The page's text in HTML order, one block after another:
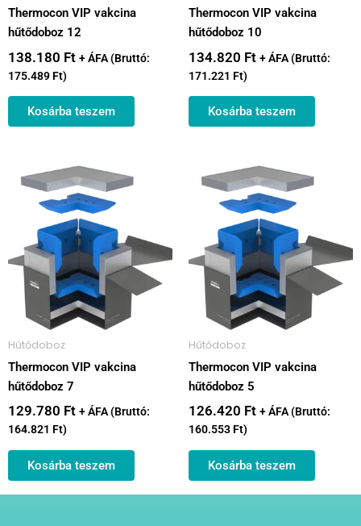
Thermocon VIP vakcina
hűtődoboz 12
138.180 Ft + ÁFA (Bruttó:
175.489 Ft)
Kosárba teszem
Thermocon VIP vakcina
hűtődoboz 10
134.820 Ft + ÁFA (Bruttó:
171.221 Ft)
Kosárba teszem
Hűtődoboz
Thermocon VIP vakcina
hűtődoboz 7
129.780 Ft + ÁFA (Bruttó:
164.821 Ft)
Kosárba teszem
Hűtődoboz
Thermocon VIP vakcina
hűtődoboz 5
126.420 Ft + ÁFA (Bruttó:
160.553 Ft)
Kosárba teszem